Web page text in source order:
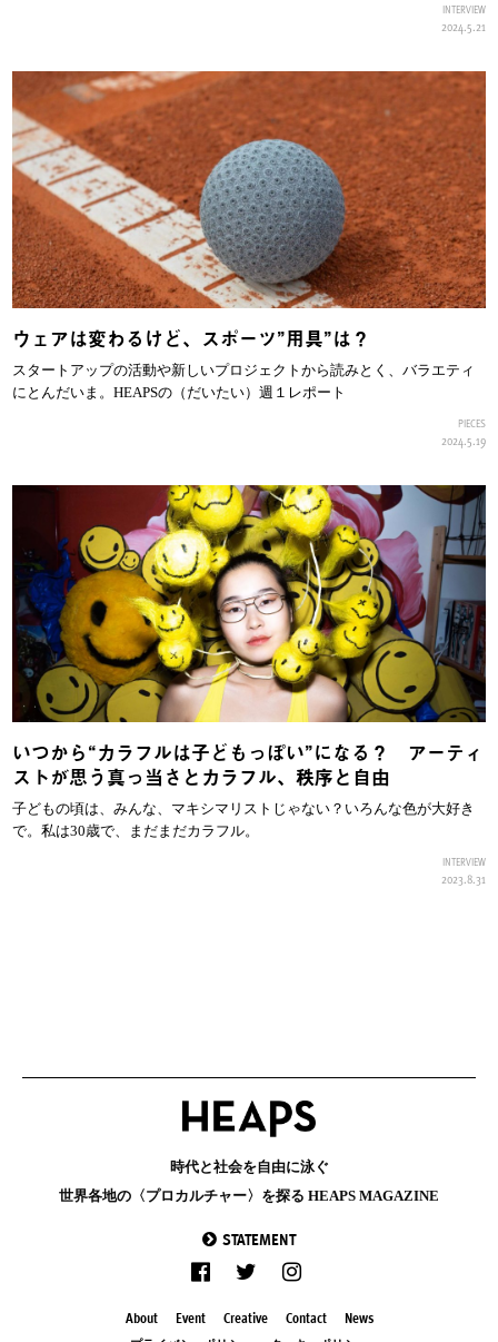
INTERVIEW
2024.5.21
ウェアは変わるけど、スポーツ”用具”は？
スタートアップの活動や新しいプロジェクトから読みとく、バラエティ
にとんだいま。HEAPSの（だいたい）週１レポート
PIECES
2024.5.19
いつから“カラフルは子どもっぽい”になる？ アーティ
ストが思う真っ当さとカラフル、秩序と自由
子どもの頃は、みんな、マキシマリストじゃない？いろんな色が大好き
で。私は30歳で、まだまだカラフル。
INTERVIEW
2023.8.31
時代と社会を自由に泳ぐ
世界各地の〈プロカルチャー〉を探る HEAPS MAGAZINE
STATEMENT
About Event Creative Contact News